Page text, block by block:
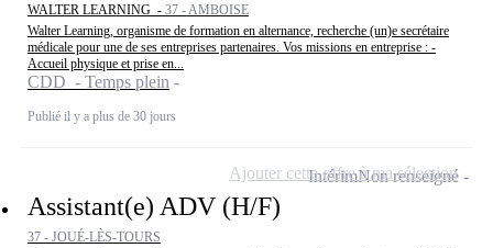
WALTER LEARNING - 37 - AMBOISE
Walter Learning, organisme de formation en alternance, recherche (un)e secrétaire
médicale pour une de ses entreprises partenaires. Vos missions en entreprise : -
Accueil physique et prise en...
CDD - Temps plein
Publié il y a plus de 30 jours
Assistant(e) ADV (H/F)
37 - JOUÉ-LÈS-TOURS
IntérimNon renseigné
Ajouter cette offre à ma sélection